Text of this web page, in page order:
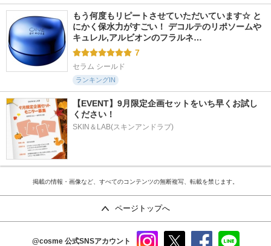
もう何度もリピートさせていただいています☆ と
にかく保水力がすごい！ デコルテのリポソームや
キュレル,アルビオンのフラルネ…
7
セラム シールド
ランキングIN
【EVENT】9月限定企画セットをいち早くお試し
ください！
SKIN＆LAB(スキンアンドラブ)
掲載の情報・画像など、すべてのコンテンツの無断複写、転載を禁じます。
ページトップへ
@cosme 公式SNSアカウント